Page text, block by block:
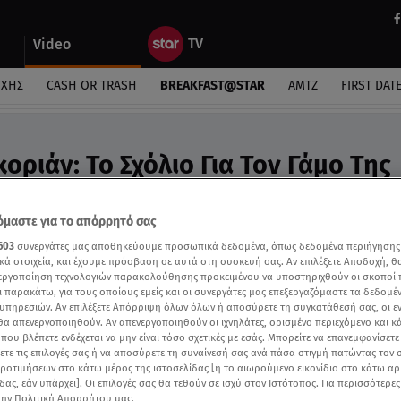
Video
CASH OR TRASH BREAKFAST@STAR ΑΜΤΖ FIRST
Το Σχόλιο Για Τον Γάμο Της
- Video
μου ΄χει πει τίποτα; Χαίρομαι με τις χαρές φίλων
για το απόρρητό σας
συνεργάτες μας αποθηκεύουμε προσωπικά δεδομένα, όπως δεδομένα
στοιχεία, και έχουμε πρόσβαση σε αυτά στη συσκευή σας. Αν επιλέξετε Αποδοχή,
τεχνολογιών παρακολούθησης προκειμένου να υποστηριχθούν οι σκοποί
παρακάτω, για τους οποίους εμείς και οι συνεργάτες μας επεξεργαζόμαστε τα
Αν επιλέξετε Απόρριψη όλων όλων ή αποσύρετε τη συγκατάθεσή σας, οι
απενεργοποιηθούν. Αν απενεργοποιηθούν οι ιχνηλάτες, ορισμένο περιεχόμενο και
βλέπετε ενδέχεται να μην είναι τόσο σχετικές με εσάς. Μπορείτε να
τις επιλογές σας ή να αποσύρετε τη συναίνεσή σας ανά πάσα στιγμή πατώντας τον
στο κάτω μέρος της ιστοσελίδας [ή το αιωρούμενο εικονίδιο στο κάτω
εάν υπάρχει]. Οι επιλογές σας θα τεθούν σε ισχύ στον Ιστότοπος. Για
Πολιτική Απορρήτου μας.